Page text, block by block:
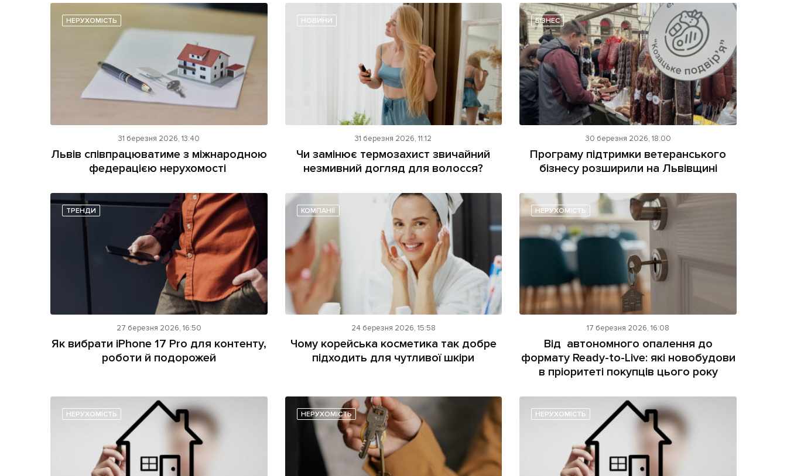
НЕРУХОМІСТЬ
31 березня 2026, 13:40
Львів співпрацюватиме з міжнародною
федерацією нерухомості
НОВИНИ
31 березня 2026, 11:12
Чи замінює термозахист звичайний
незмивний догляд для волосся?
БІЗНЕС
30 березня 2026, 18:00
Програму підтримки ветеранського
бізнесу розширили на Львівщині
ТРЕНДИ
27 березня 2026, 16:50
Як вибрати iPhone 17 Pro для контенту,
роботи й подорожей
КОМПАНІЇ
24 березня 2026, 15:58
Чому корейська косметика так добре
підходить для чутливої шкіри
НЕРУХОМІСТЬ
17 березня 2026, 16:08
Від автономного опалення до
формату Ready-to-Live: які новобудови
в пріоритеті покупців цього року
НЕРУХОМІСТЬ НЕРУХОМІСТЬ НЕРУХОМІСТЬ